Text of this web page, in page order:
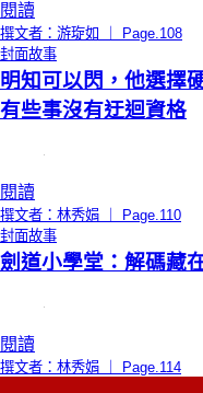
閱讀
撰文者：游琁如 ｜ Page.108
封面故事
明知可以閃，他選擇
有些事沒有迂迴資格
閱讀
撰文者：林秀娟 ｜ Page.110
封面故事
劍道小學堂：解碼藏
閱讀
撰文者：林秀娟 ｜ Page.114